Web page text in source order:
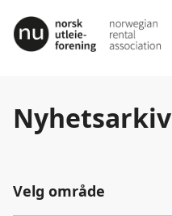
Nyhetsarkiv
Velg område